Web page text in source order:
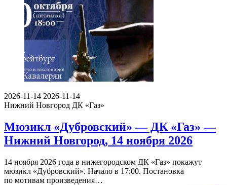
2026-11-14 2026-11-14
Нижний Новгород ДК «Газ»
Мюзикл «Дубровский» — ДК «Газ» —
Нижний Новгород, 14 ноября 2026
14 ноября 2026 года в нижегородском ДК «Газ» покажут
мюзикл «Дубровский». Начало в 17:00. Постановка
по мотивам произведения…